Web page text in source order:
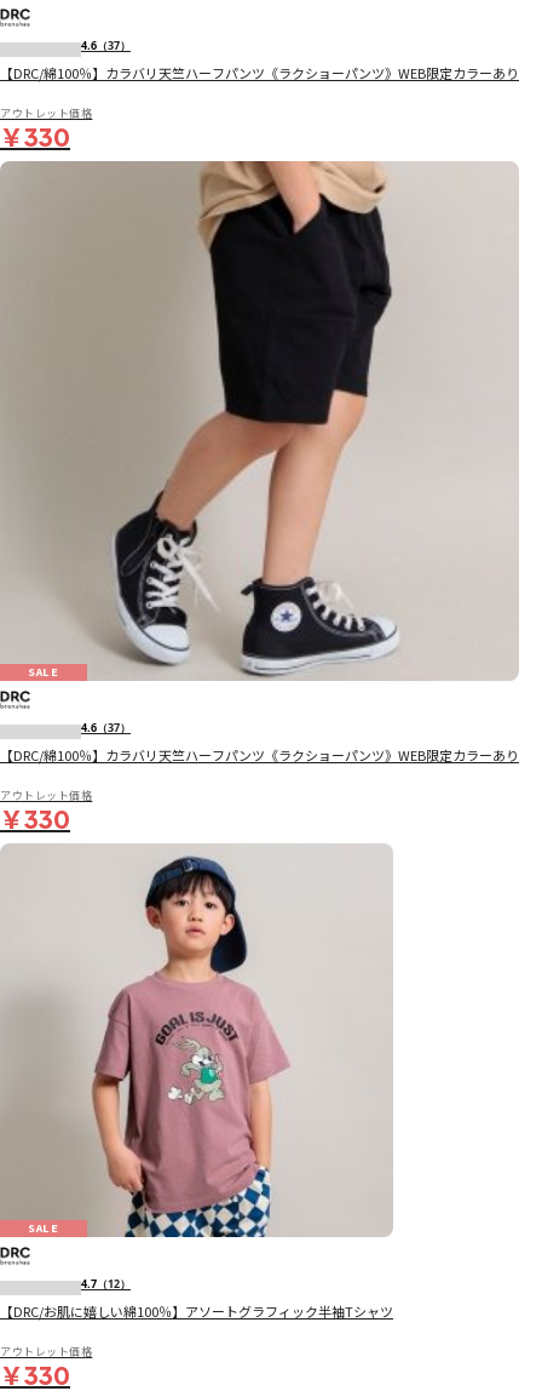
4.6 （37）
【DRC/綿100％】カラバリ天竺ハーフパンツ《ラクショーパンツ》WEB限定カラーあり
アウトレット価格
￥330
SALE
4.6 （37）
【DRC/綿100％】カラバリ天竺ハーフパンツ《ラクショーパンツ》WEB限定カラーあり
アウトレット価格
￥330
SALE
4.7 （12）
【DRC/お肌に嬉しい綿100％】アソートグラフィック半袖Tシャツ
アウトレット価格
￥330